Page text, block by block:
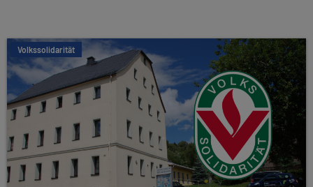
Volkssolidarität